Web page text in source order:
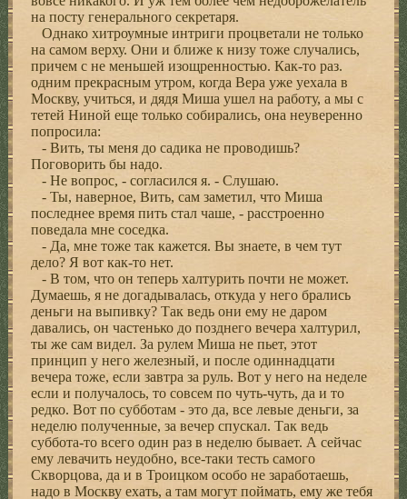
на посту генерального секретаря.
Однако хитроумные интриги процветали не только
на самом верху. Они и ближе к низу тоже случались,
причем с не меньшей изощренностью. Как-то раз.
одним прекрасным утром, когда Вера уже уехала в
Москву, учиться, и дядя Миша ушел на работу, а мы с
тетей Ниной еще только собирались, она неуверенно
попросила:
- Вить, ты меня до садика не проводишь?
Поговорить бы надо.
- Не вопрос, - согласился я. - Слушаю.
- Ты, наверное, Вить, сам заметил, что Миша
последнее время пить стал чаше, - расстроенно
поведала мне соседка.
- Да, мне тоже так кажется. Вы знаете, в чем тут
дело? Я вот как-то нет.
- В том, что он теперь халтурить почти не может.
Думаешь, я не догадывалась, откуда у него брались
деньги на выпивку? Так ведь они ему не даром
давались, он частенько до позднего вечера халтурил,
ты же сам видел. За рулем Миша не пьет, этот
принцип у него железный, и после одиннадцати
вечера тоже, если завтра за руль. Вот у него на неделе
если и получалось, то совсем по чуть-чуть, да и то
редко. Вот по субботам - это да, все левые деньги, за
неделю полученные, за вечер спускал. Так ведь
суббота-то всего один раз в неделю бывает. А сейчас
ему левачить неудобно, все-таки тесть самого
Скворцова, да и в Троицком особо не заработаешь,
надо в Москву ехать, а там могут поймать, ему же тебя